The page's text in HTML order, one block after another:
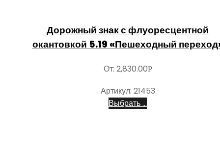
Дорожный знак с флуоресцентной
окантовкой 5.19 «Пешеходный
От: 2,830.00Р
Артикул: 21453
Выбрать ...